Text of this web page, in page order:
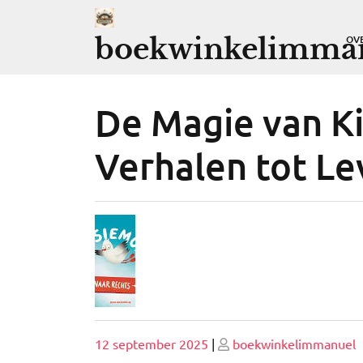
De Magie van
Verhalen tot
Geplaatst
12 september 2025 | Geplaatst
boekwinkelimmanuel